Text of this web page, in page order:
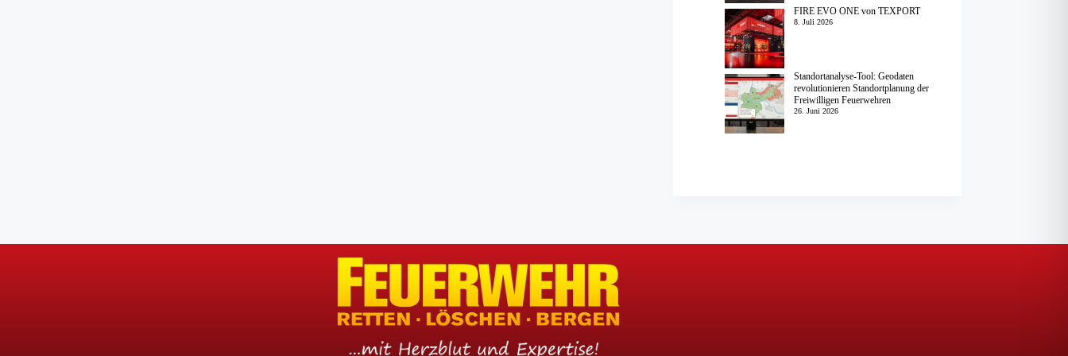
FIRE EVO ONE von TEXPORT
8. Juli 2026
Standortanalyse-Tool: Geodaten
revolutionieren Standortplanung der
Freiwilligen Feuerwehren
26. Juni 2026